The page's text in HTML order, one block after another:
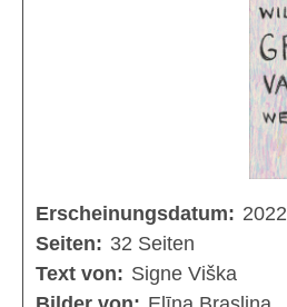
Erscheinungsdatum: 2022
Seiten: 32 Seiten
Text von: Signe Viška